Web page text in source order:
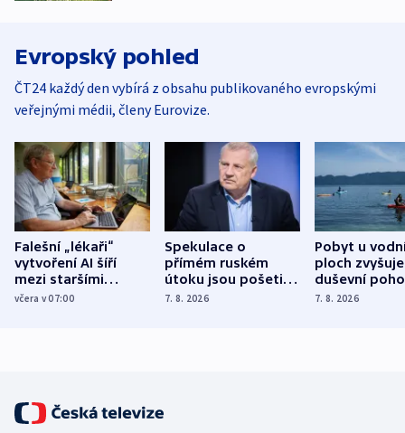
Evropský pohled
ČT24 každý den vybírá z obsahu publikovaného evropskými
veřejnými médii, členy Eurovize.
Falešní „lékaři“
vytvoření AI šíří
mezi staršími
Poláky nebezpečné
včera v 07:00
Spekulace o
přímém ruském
útoku jsou pošetilé,
míní estonský
7. 8. 2026
Pobyt u
ploch zvyšuje
duševní
ukázala
7. 8. 2026